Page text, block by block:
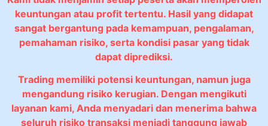
keuntungan atau profit tertentu. Hasil yang didapat
sangat bergantung pada kemampuan, pengalaman,
pemahaman risiko, serta kondisi pasar yang tidak
dapat diprediksi.
Trading memiliki potensi keuntungan, namun juga
mengandung risiko kerugian. Dengan mengikuti
layanan kami, Anda menyadari dan menerima bahwa
seluruh risiko transaksi menjadi tanggung jawab